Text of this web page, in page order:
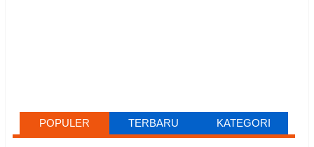
POPULER TERBARU KATEGORI